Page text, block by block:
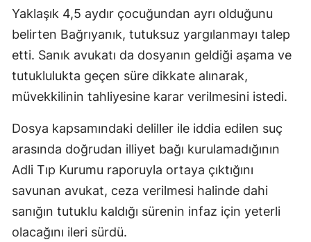
Yaklaşık 4,5 aydır çocuğundan ayrı olduğunu
belirten Bağrıyanık, tutuksuz yargılanmayı talep
etti. Sanık avukatı da dosyanın geldiği aşama ve
tutuklulukta geçen süre dikkate alınarak,
müvekkilinin tahliyesine karar verilmesini istedi.
Dosya kapsamındaki deliller ile iddia edilen suç
arasında doğrudan illiyet bağı kurulamadığının
Adli Tıp Kurumu raporuyla ortaya çıktığını
savunan avukat, ceza verilmesi halinde dahi
sanığın tutuklu kaldığı sürenin infaz için yeterli
olacağını ileri sürdü.